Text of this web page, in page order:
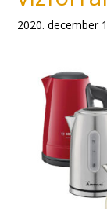
2020. december